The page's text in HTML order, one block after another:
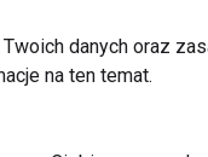
w aktywnym
aktywnego
często następuje
danych oraz
na ten temat.